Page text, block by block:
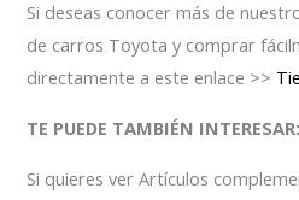
Si deseas conocer más de
de carros Toyota y comprar
directamente a este enlace >>
TE PUEDE TAMBIÉN INTERESAR:
Si quieres ver Artículos